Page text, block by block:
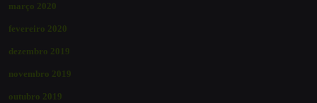
março 2020
fevereiro 2020
dezembro 2019
novembro 2019
outubro 2019